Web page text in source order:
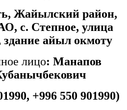
Жайылский район,
с. Степное, улица
здание айыл окмоту
лицо: Манапов
+996 550 901990)